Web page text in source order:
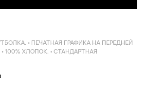
• ПЕЧАТНАЯ ГРАФИКА НА ПЕРЕДНЕЙ
100% ХЛОПОК. • СТАНДАРТНАЯ